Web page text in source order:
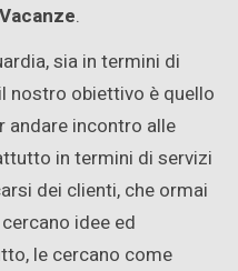
.
sia in termini di
nostro obiettivo è quello
andare incontro alle
in termini di servizi
dei clienti, che ormai
idee ed
le cercano come